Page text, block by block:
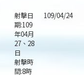
射擊日
期:109
年04月
27、28
日
射擊時
間:8時
109/04/24